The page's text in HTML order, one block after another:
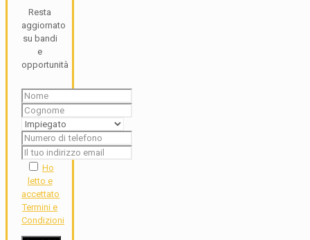
Resta
aggiornato
su bandi
e
opportunità
Ho
letto e
accettato
Termini e
Condizioni